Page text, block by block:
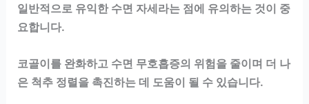
일반적으로 유익한 수면 자세라는 점에 유의하는 것이 중
요합니다.
코골이를 완화하고 수면 무호흡증의 위험을 줄이며 더 나
은 척추 정렬을 촉진하는 데 도움이 될 수 있습니다.